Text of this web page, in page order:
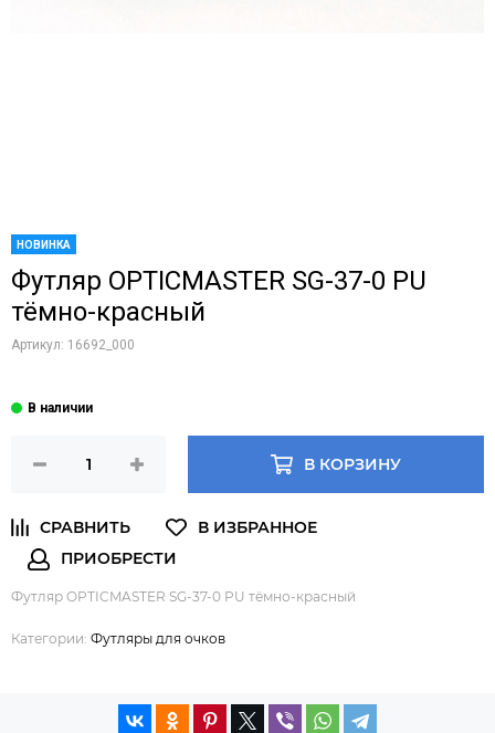
НОВИНКА
Футляр OPTICMASTER SG-37-0 PU
тёмно-красный
Артикул: 16692_000
В КОРЗИНУ
Футляр OPTICMASTER SG-37-0 PU тёмно-красный
Категории: Футляры для очков